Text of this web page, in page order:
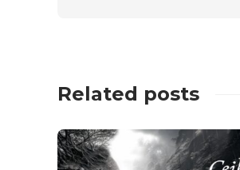
Related posts